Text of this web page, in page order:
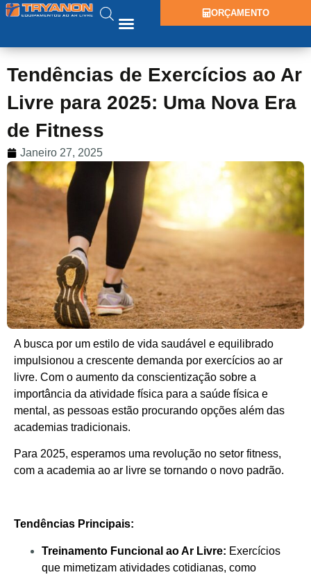
ORÇAMENTO
Tendências de Exercícios ao Ar
Livre para 2025: Uma Nova Era
de Fitness
Janeiro 27, 2025
A busca por um estilo de vida saudável e equilibrado
impulsionou a crescente demanda por exercícios ao ar
livre. Com o aumento da conscientização sobre a
importância da atividade física para a saúde física e
mental, as pessoas estão procurando opções além das
academias tradicionais.
Para 2025, esperamos uma revolução no setor fitness,
com a academia ao ar livre se tornando o novo padrão.
Tendências Principais:
Treinamento Funcional ao Ar Livre: Exercícios
que mimetizam atividades cotidianas, como